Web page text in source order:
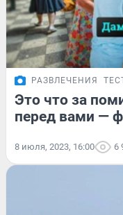
РАЗВЛЕЧЕНИЯ
Это что за
перед вами —
8 июля, 2023, 16:00 6